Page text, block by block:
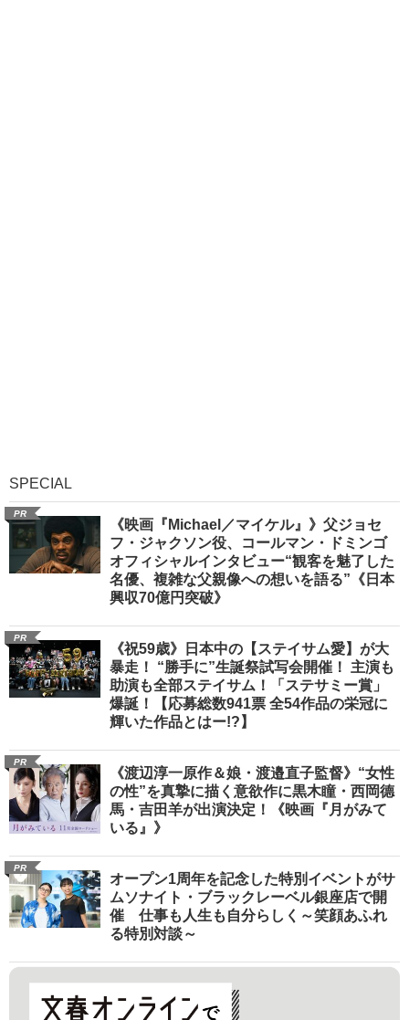
SPECIAL
PR
《映画『Michael／マイケル』》父ジョセ
フ・ジャクソン役、コールマン・ドミンゴ
オフィシャルインタビュー“観客を魅了した
名優、複雑な父親像への想いを語る”《日本
興収70億円突破》
PR
《祝59歳》日本中の【ステイサム愛】が大
暴走！ “勝手に”生誕祭試写会開催！ 主演も
助演も全部ステイサム！「ステサミー賞」
爆誕！【応募総数941票 全54作品の栄冠に
輝いた作品とはー!?】
PR
《渡辺淳一原作＆娘・渡邉直子監督》“女性
の性”を真摯に描く意欲作に黒木瞳・西岡德
馬・吉田羊が出演決定！《映画『月がみて
いる』》
PR
オープン1周年を記念した特別イベントがサ
ムソナイト・ブラックレーベル銀座店で開
催 仕事も人生も自分らしく～笑顔あふれ
る特別対談～